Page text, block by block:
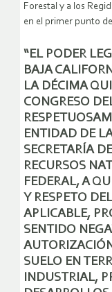
Forestal y a los
en el primer punto
“EL PODER
BAJA
LA DÉCIMA
CONGRESO
ENTIDAD DE
SECRETARÍA
RECURSOS
FEDERAL, A
Y RESPETO
APLICABLE,
SENTIDO
SUELO EN
INDUSTRIAL,